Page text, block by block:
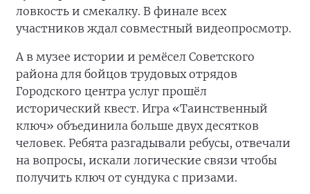
ловкость и смекалку. В финале всех
участников ждал совместный видеопросмотр.
А в музее истории и ремёсел Советского
района для бойцов трудовых отрядов
Городского центра услуг прошёл
исторический квест. Игра «Таинственный
ключ» объединила больше двух десятков
человек. Ребята разгадывали ребусы, отвечали
на вопросы, искали логические связи чтобы
получить ключ от сундука с призами.